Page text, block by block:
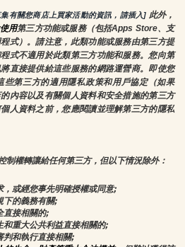
有關您商店上買家活動的資訊，請插入] 此外，
使用第三方功能或服務（包括Apps Store、支
式）。請注意，此類功能或服務由第三方提
式不適用於此類第三方功能和服務。您向第
直接提供給這些服務的網路運營商。即使您
些第三方的適用隱私政策和用戶協定（如果
內容以及有關個人資料和安全措施的第三方
人資料之前，您應閱讀並理解第三方的隱私
制權轉讓給任何第三方，但以下情況除外：
，或經您事先明確授權或同意;
下的義務有關;
直接相關的;
重大公共利益直接相關的;
判和執行直接相關;